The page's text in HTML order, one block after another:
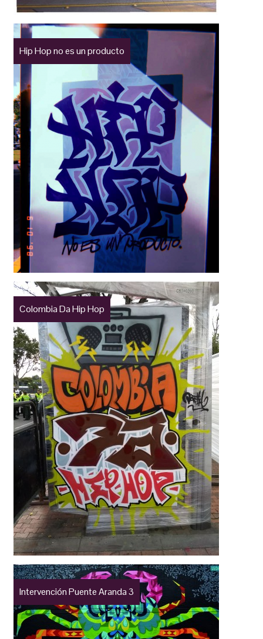
Hip Hop no es un producto
Colombia Da Hip Hop
Intervención Puente Aranda 3